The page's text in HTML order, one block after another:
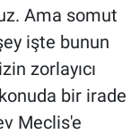
Ama somut
işte bunun
zorlayıcı
bir irade
Meclis'e